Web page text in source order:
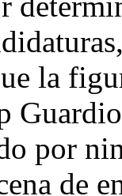
la
por
de